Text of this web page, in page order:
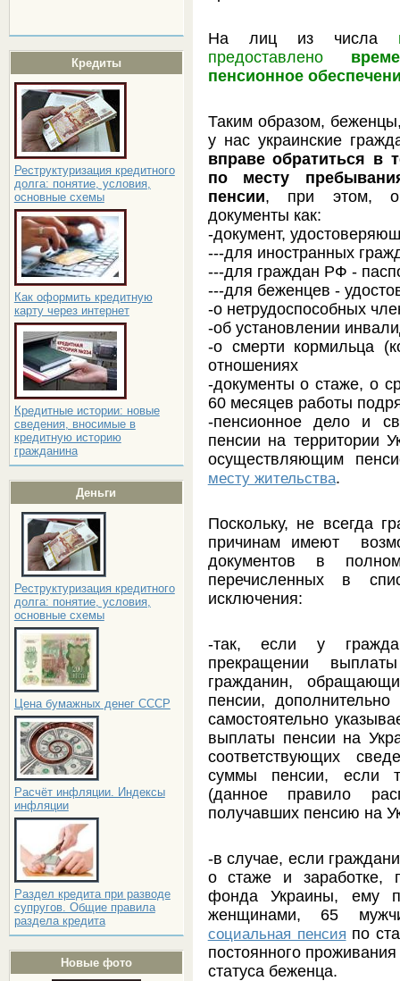
Кредиты
Реструктуризация кредитного
долга: понятие, условия,
основные схемы
Как оформить кредитную
карту через интернет
Кредитные истории: новые
сведения, вносимые в
кредитную историю
гражданина
Деньги
Реструктуризация кредитного
долга: понятие, условия,
основные схемы
Цена бумажных денег СССР
Расчёт инфляции. Индексы
инфляции
Раздел кредита при разводе
супругов. Общие правила
раздела кредита
Новые фото
На лиц из числа
предоставлено
пенсионное
Таким образом,
у нас украинские
вправе обратиться в
по месту
пенсии, при этом,
документы как:
-документ,
---для иностранных
---для граждан РФ -
---для беженцев -
-о нетрудоспособных
-об установлении
-о смерти кормильца
отношениях
-документы о стаже, о
60 месяцев работы
-пенсионное дело и
пенсии на территории
осуществляющим
месту жительства.
Поскольку, не всегда
причинам имеют
документов в
перечисленных в
исключения:
-так, если у
прекращении
гражданин,
пенсии,
самостоятельно
выплаты пенсии на
соответствующих
суммы пенсии, если
(данное правило
получавших пенсию на
-в случае, если
о стаже и заработке,
фонда Украины, ему
женщинами, 65
социальная пенсия по
постоянного
статуса беженца.